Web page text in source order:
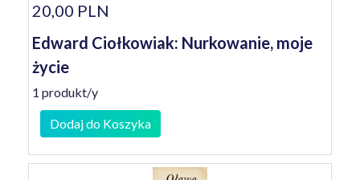
20,00 PLN
Edward Ciołkowiak: Nurkowanie, moje
życie
1 produkt/y
Dodaj do Koszyka